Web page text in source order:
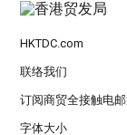
HKTDC.com
联络我们
订阅商贸全接触电
字体大小